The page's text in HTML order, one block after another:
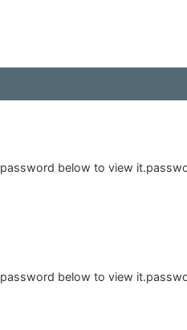
below to view
below to view